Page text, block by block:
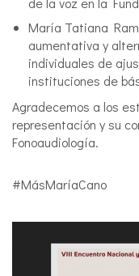
María Tatiana
aumentativa y
individuales de
instituciones de
Agradecemos a los
representación y su
Fonoaudiología.
#MásMaríaCano